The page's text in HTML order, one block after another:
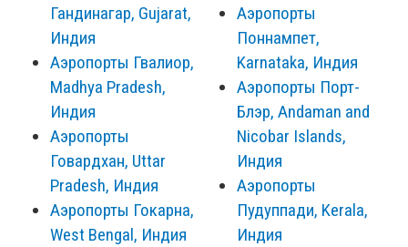
Гандинагар, Gujarat,
Индия
Аэропорты Гвалиор,
Madhya Pradesh,
Индия
Аэропорты
Говардхан, Uttar
Pradesh, Индия
Аэропорты Гокарна,
West Bengal, Индия
Аэропорты
Поннампет,
Karnataka, Индия
Аэропорты Порт-
Блэр, Andaman and
Nicobar Islands,
Индия
Аэропорты
Пудуппади, Kerala,
Индия